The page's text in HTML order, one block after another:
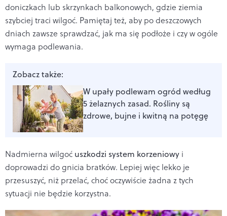
doniczkach lub skrzynkach balkonowych, gdzie ziemia
szybciej traci wilgoć. Pamiętaj też, aby po deszczowych
dniach zawsze sprawdzać, jak ma się podłoże i czy w ogóle
wymaga podlewania.
Zobacz także:
W upały podlewam ogród według
5 żelaznych zasad. Rośliny są
zdrowe, bujne i kwitną na potęgę
Nadmierna wilgoć uszkodzi system korzeniowy i
doprowadzi do gnicia bratków. Lepiej więc lekko je
przesuszyć, niż przelać, choć oczywiście żadna z tych
sytuacji nie będzie korzystna.